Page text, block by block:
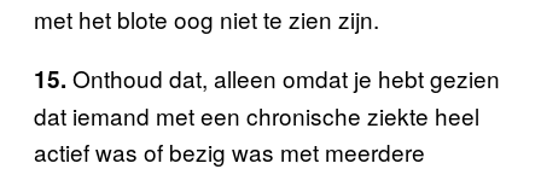
met het blote oog niet te zien zijn.
15. Onthoud dat, alleen omdat je hebt gezien
dat iemand met een chronische ziekte heel
actief was of bezig was met meerdere